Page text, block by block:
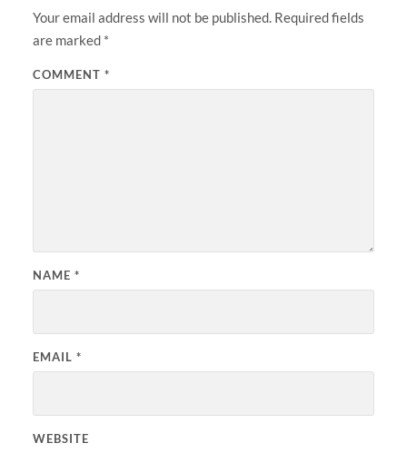
Your email address will not be published. Required fields
are marked *
COMMENT *
NAME *
EMAIL *
WEBSITE